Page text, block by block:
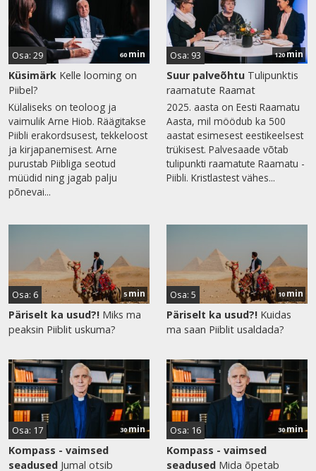
60 min
Osa: 29
Küsimärk Kelle looming on
Piibel?
Külaliseks on teoloog ja
vaimulik Arne Hiob. Räägitakse
Piibli erakordsusest, tekkeloost
ja kirjapanemisest. Arne
purustab Piibliga seotud
müüdid ning jagab palju
põnevai...
120min
Osa: 93
Suur palveõhtu Tulipunktis
raamatute Raamat
2025. aasta on Eesti Raamatu
Aasta, mil möödub ka 500
aastat esimesest eestikeelsest
trükisest. Palvesaade võtab
tulipunkti raamatute Raamatu -
Piibli. Kristlastest vähes...
5 min
Osa: 6
Päriselt ka usud?! Miks ma
peaksin Piiblit uskuma?
10 min
Osa: 5
Päriselt ka usud?! Kuidas
ma saan Piiblit usaldada?
30min
Osa: 17
Kompass - vaimsed
seadused Jumal otsib
30min
Osa: 16
Kompass - vaimsed
seadused Mida õpetab